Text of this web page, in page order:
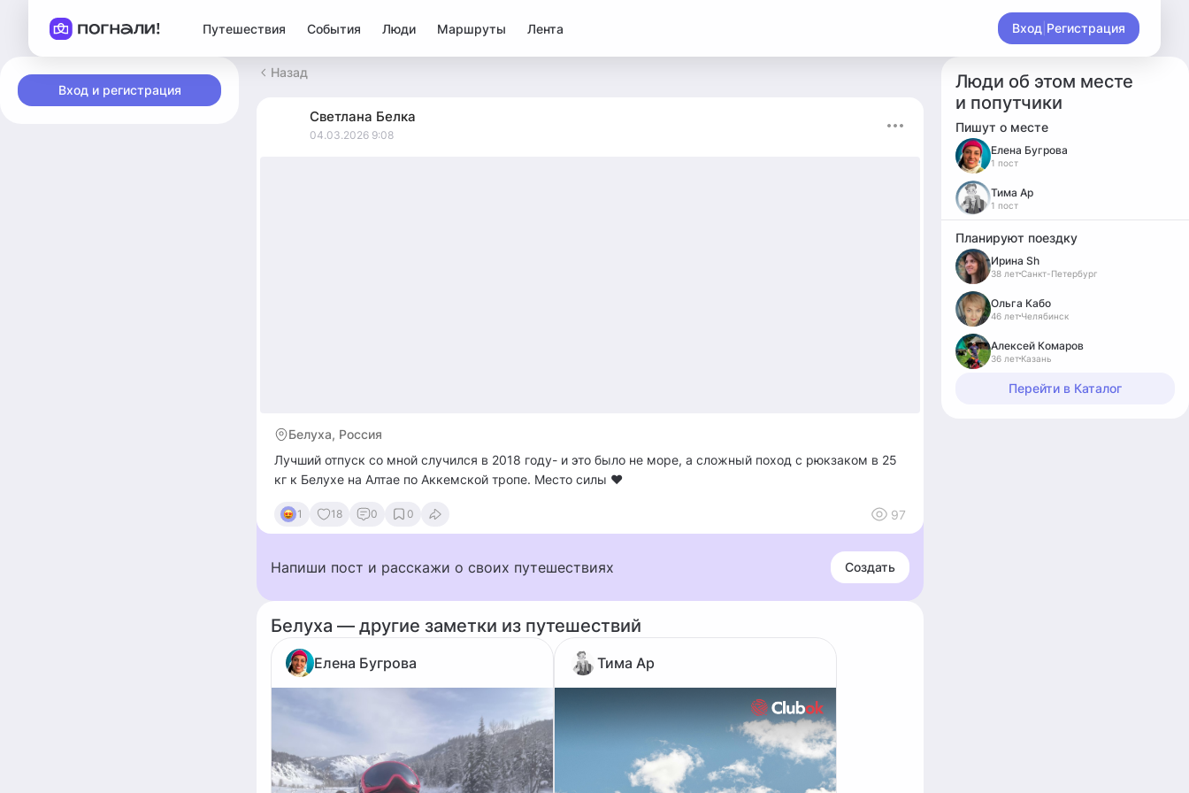
Путешествия События Люди Маршруты Лента Вход Регистрация
Вход и регистрация
Назад
Светлана Белка
04.03.2026 9:08
Белуха, Россия
Лучший отпуск со мной случился в 2018 году- и это было не море, а сложный поход с рюкзаком в 25
кг к Белухе на Алтае по Аккемской тропе. Место силы ❤️
1 18 0 0 97
Напиши пост и расскажи о своих путешествиях Создать
Белуха — другие заметки из путешествий
Елена Бугрова Тима Ар
Люди об этом месте
и попутчики
Пишут о месте
Елена Бугрова
1 пост
Тима Ар
1 пост
Планируют поездку
Ирина Sh
38 летСанкт-Петербург
Ольга Кабо
46 лет Челябинск
Алексей Комаров
36 лет Казань
Перейти в Каталог